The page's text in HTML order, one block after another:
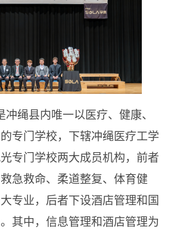
绳县内唯一以医疗、健康、
专门学校，下辖冲绳医疗工学
专门学校两大成员机构，前者
急救命、柔道整复、体育健
专业，后者下设酒店管理和国
其中，信息管理和酒店管理为